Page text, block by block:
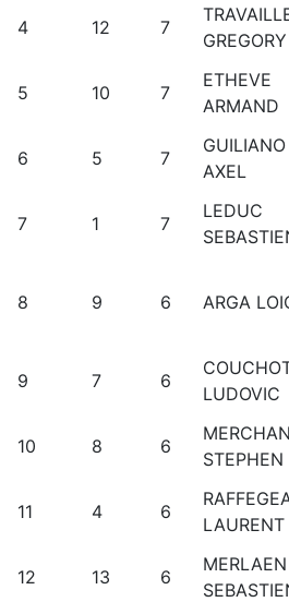
4 12 7
GREGORY
5 10 7
ETHEVE
ARMAND
6
5 7
GUILIANO
AXEL
7 1 7
LEDUC
8 9 6 ARGA
9 7 6
LUDOVIC
10
8 6
STEPHEN
11 4 6
LAURENT
12
13 6
MERLAEN